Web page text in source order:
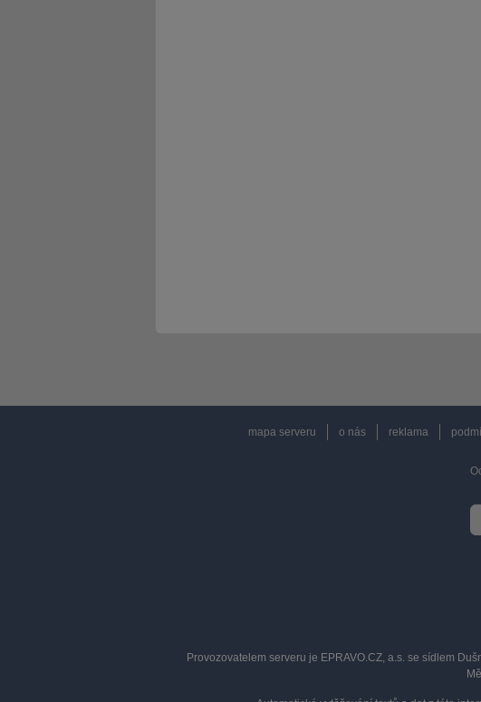
mapa serveru o nás reklama
Provozovatelem serveru je EPRAVO.CZ, a.s. se sídlem